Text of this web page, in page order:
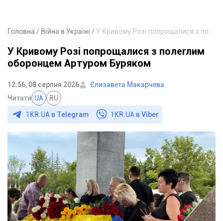
Головна Війна в Україні У Кривому Розі попрощалися з полеглим оборонцем Артуром Буряком
У Кривому Розі попрощалися з полеглим
оборонцем Артуром Буряком
12:56, 08 серпня 2026
Єлизавета Макарчева
Читати UA RU
1KR.UA в Telegram 1KR.UA вViber